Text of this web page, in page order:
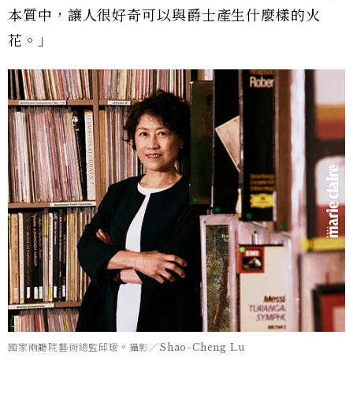
本質中，讓人很好奇可以與爵士產生什麼樣的火
花。」
國家兩廳院藝術總監邱瑗。攝影／Shao-Cheng Lu